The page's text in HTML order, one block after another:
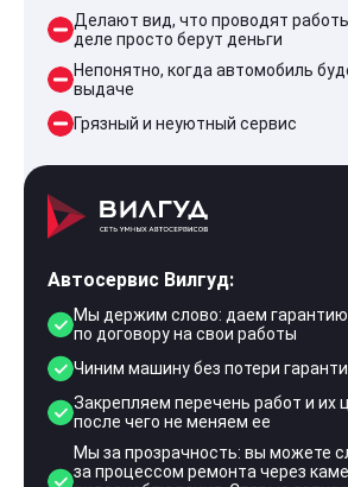
Делают вид, что проводят
деле просто берут деньги
Непонятно, когда автомобиль
выдаче
Грязный и неуютный сервис
Автосервис Вилгуд:
Мы держим слово: даем гарантию
по договору на свои работы
Чиним машину без потери
Закрепляем перечень работ и их
после чего не меняем ее
Мы за прозрачность: вы можете
за процессом ремонта через